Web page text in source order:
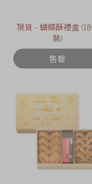
現貨 - 蝴蝶酥禮盒
裝)
售罄